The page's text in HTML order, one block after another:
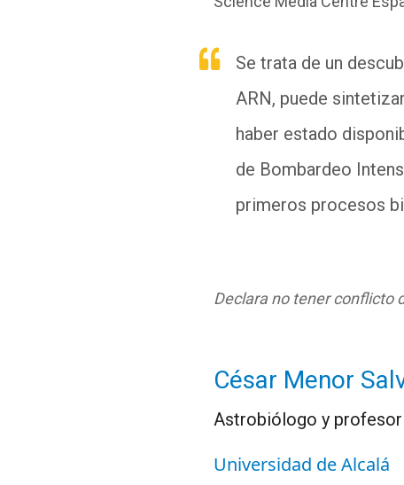
Se trata de un
ARN, puede
haber estado
de Bombardeo
primeros procesos
Declara no tener conflicto
César Menor
Astrobiólogo y profesor
Universidad de Alcalá